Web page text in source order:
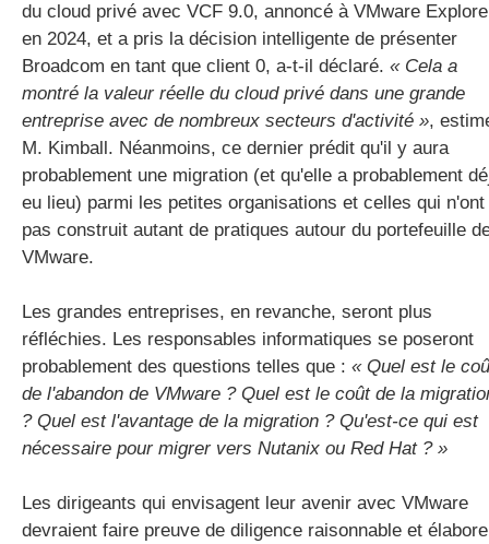
du cloud privé avec VCF 9.0, annoncé à VMware Explore
en 2024, et a pris la décision intelligente de présenter
Broadcom en tant que client 0, a-t-il déclaré. « Cela a
montré la valeur réelle du cloud privé dans une grande
entreprise avec de nombreux secteurs d'activité »,
M. Kimball. Néanmoins, ce dernier prédit qu'il y aura
probablement une migration (et qu'elle a probablement
eu lieu) parmi les petites organisations et celles qui n'ont
pas construit autant de pratiques autour du portefeuille
VMware.
Les grandes entreprises, en revanche, seront plus
réfléchies. Les responsables informatiques se poseront
probablement des questions telles que : « Quel est le
de l'abandon de VMware ? Quel est le coût de la
? Quel est l'avantage de la migration ? Qu'est-ce qui est
nécessaire pour migrer vers Nutanix ou Red Hat ? »
Les dirigeants qui envisagent leur avenir avec VMware
devraient faire preuve de diligence raisonnable et